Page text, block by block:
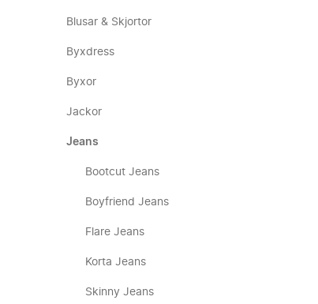
Blusar & Skjortor
Byxdress
Byxor
Jackor
Jeans
Bootcut Jeans
Boyfriend Jeans
Flare Jeans
Korta Jeans
Skinny Jeans